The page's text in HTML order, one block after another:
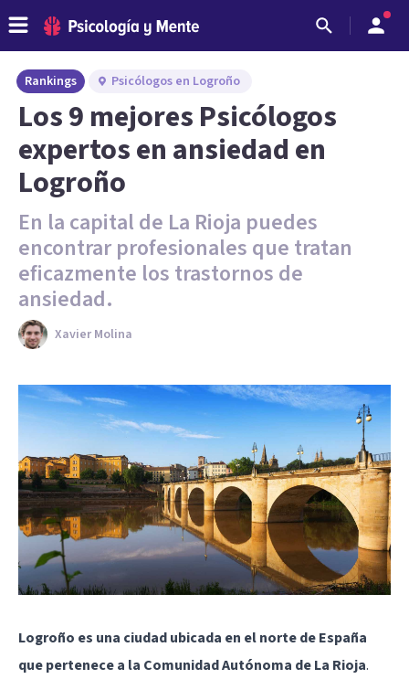
Rankings Psicólogos en Logroño
Los 9 mejores Psicólogos
expertos en ansiedad en
Logroño
En la capital de La Rioja puedes
encontrar profesionales que tratan
eficazmente los trastornos de
ansiedad.
Xavier Molina
Logroño es una ciudad ubicada en el norte de España
que pertenece a la Comunidad Autónoma de La Rioja.